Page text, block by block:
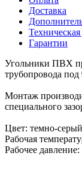
Доставка
Гарантии
Угольники ПВХ
трубопровода под
Монтаж
специального
Цвет: темно-
Рабочая
Рабочее